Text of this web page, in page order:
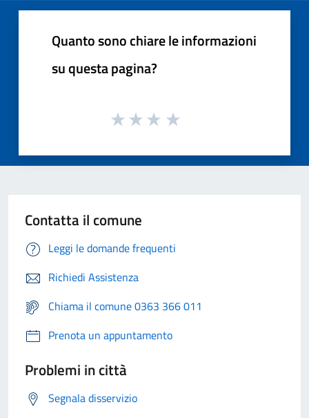
Quanto sono chiare le informazioni
su questa pagina?
Contatta il comune
Leggi le domande frequenti
Richiedi Assistenza
Chiama il comune 0363 366 011
Prenota un appuntamento
Problemi in città
Segnala disservizio